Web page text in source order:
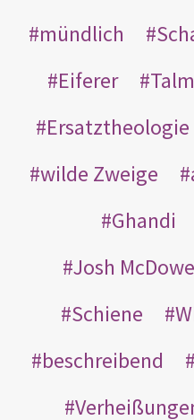
mündlich
Eiferer
Ersatztheologie
wilde Zweige
Ghandi
Josh
Schiene
beschreibend